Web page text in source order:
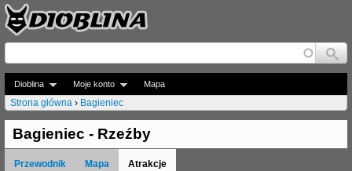
Jump to navigation
Dioblina Moje konto Mapa
J
e
Strona główna › Bagieniec
Bagieniec - Rzeźby
Przewodnik Mapa Atrakcje